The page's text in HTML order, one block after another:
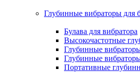
Глубинные вибраторы для
Булава для вибратора
Высокочастотные
Глубинные
Глубинные
Портативные